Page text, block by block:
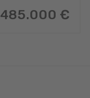
485.000 €